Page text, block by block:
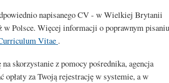
napisanego CV - w Wielkiej Brytanii
w Polsce. Więcej informacji o poprawnym
Vitae .
skorzystanie z pomocy pośrednika, agencja
opłaty za Twoją rejestrację w systemie, a w